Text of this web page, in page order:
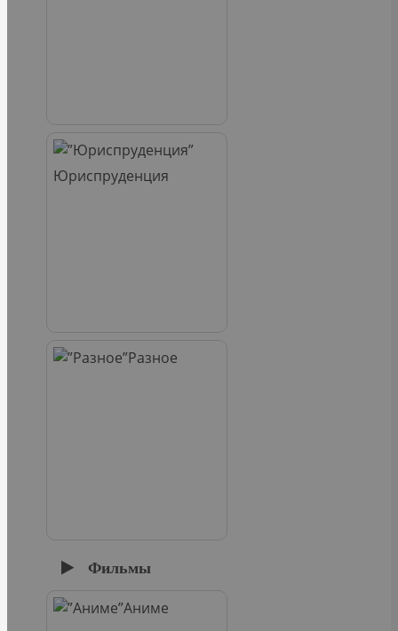
Юриспруденция
Разное
Фильмы
Аниме